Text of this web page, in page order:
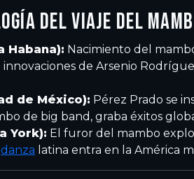
DEL VIAJE DEL
Habana): Nacimiento del
de Arsenio
de México): Pérez Prado se
de big band, graba éxitos
York): El furor del mambo
danza latina entra en la América